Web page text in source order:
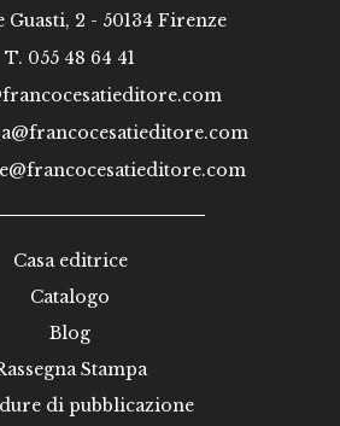
Guasti, 2 - 50134 Firenze
T. 055 48 64 41
Casa editrice
Catalogo
Blog
Stampa
di pubblicazione